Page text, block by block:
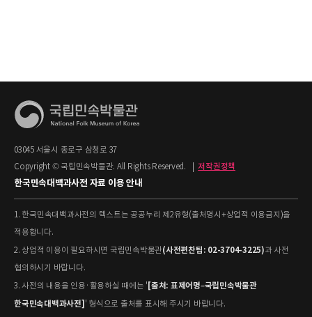
03045 서울시 종로구 삼청로 37
Copyright © 국립민속박물관. All Rights Reserved.
저작권정책
한국민속대백과사전 자료 이용 안내
1. 한국민속대백과사전의 텍스트는 공공누리 제2유형(출처명시+상업적 이용금지)을
적용합니다.
2. 상업적 이용이 필요하시면 국립민속박물관(사전편찬팀: 02-3704-3225)과 사전
협의하시기 바랍니다.
3. 사전의 내용을 인용·활용하실 때에는 ' [출처: 표제어명–국립민속박물관
한국민속대백과사전] ' 형식으로 출처를 표시해 주시기 바랍니다.